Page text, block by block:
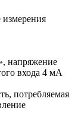
напряжение
входа 4 мА
потребляемая